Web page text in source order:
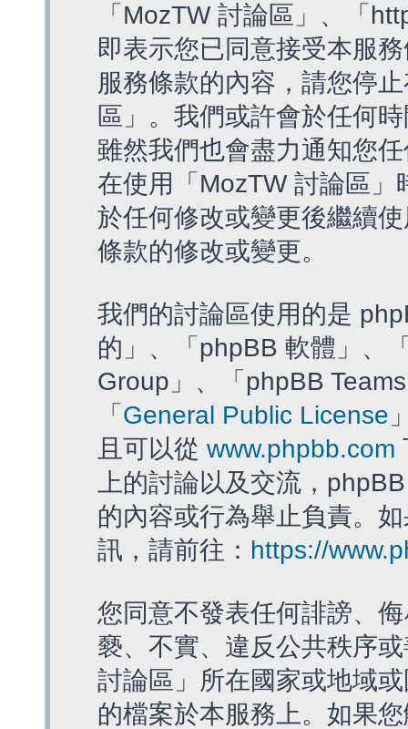
「MozTW 討論區」、「
即表示您已同意接受本服
服務條款的內容，請您停
區」。我們或許會於任何
雖然我們也會盡力通知您
在使用「MozTW 討論區
於任何修改或變更後繼續
條款的修改或變更。
我們的討論區使用的是
的」、「phpBB 軟體」、
Group」、「phpBB
「 General Public License
且可以從 www.phpbb.com
上的討論以及交流，
的內容或行為舉止負責。
訊，請前往： https://
您同意不發表任何誹謗、
褻、不實、違反公共秩序
討論區」所在國家或地域
的檔案於本服務上。如果